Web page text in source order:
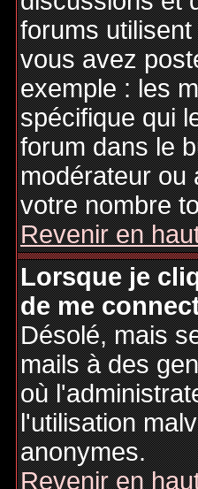
forums
vous avez
exemple : les
spécifique qui
forum dans le
modérateur ou
votre nombre
Revenir en
Lorsque je
de me
Désolé, mais
mails à des
où
l'utilisation
anonymes.
Revenir en